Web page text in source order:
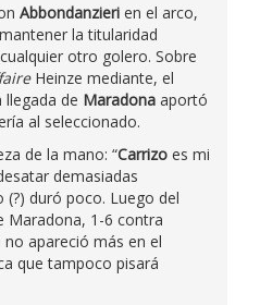
Abbondanzieri en el arco,
la titularidad
otro golero. Sobre
Heinze mediante, el
de Maradona aportó
al seleccionado.
de la mano: “Carrizo es mi
demasiadas
duró poco. Luego del
Maradona, 1-6 contra
no apareció más en el
que tampoco pisará